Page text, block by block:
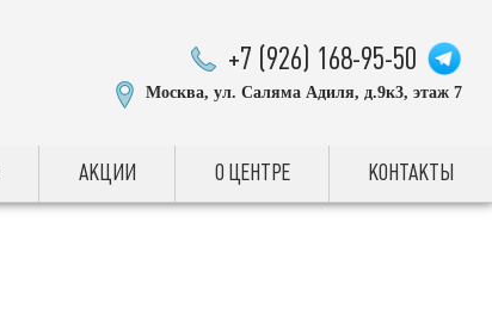
+7 (926) 168-95-50
Москва, ул. Саляма Адиля, д.9к3, этаж 7
АКЦИИ О ЦЕНТРЕ КОНТАКТЫ